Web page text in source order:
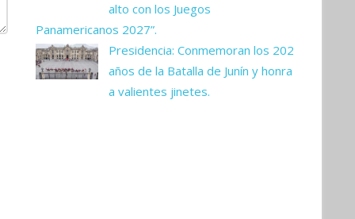
alto con los Juegos
Panamericanos 2027”.
Presidencia: Conmemoran los 202
años de la Batalla de Junín y honra
a valientes jinetes.